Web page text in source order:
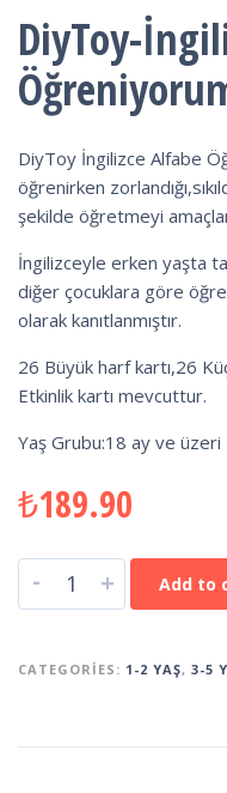
DiyToy-
DiyToy İngilizce Alfabe
öğrenirken
şekilde öğretmeyi
İngilizceyle erken yaşta
diğer çocuklara göre
olarak kanıtlanmıştır.
26 Büyük harf kartı,26
Etkinlik kartı mevcuttur.
Yaş Grubu:18 ay ve üzeri
₺189.90
- + Add to
CATEGORIES: 1-2 YAŞ, 3-5